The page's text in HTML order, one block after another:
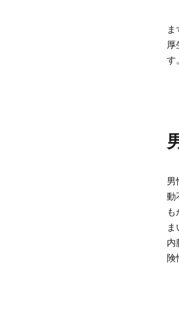
厚
す
男
動
も
内
険